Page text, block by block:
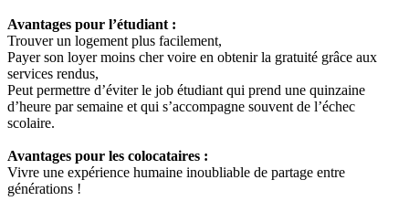
Avantages pour l’étudiant :
Trouver un logement plus facilement,
Payer son loyer moins cher voire en obtenir la gratuité grâce aux
services rendus,
Peut permettre d’éviter le job étudiant qui prend une quinzaine
d’heure par semaine et qui s’accompagne souvent de l’échec
scolaire.
Avantages pour les colocataires :
Vivre une expérience humaine inoubliable de partage entre
générations !